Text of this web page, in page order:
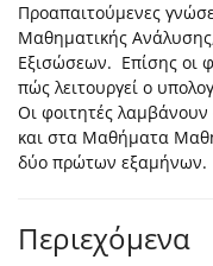
Προαπαιτούμενες
Μαθηματικής
Εξισώσεων. Επίσης οι
πώς λειτουργεί ο
Οι φοιτητές λαμβάνουν
και στα Μαθήματα
δύο πρώτων εξαμήνων.
Περιεχόμενα